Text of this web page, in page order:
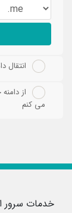
انتقال
از
می کنم
خدمات